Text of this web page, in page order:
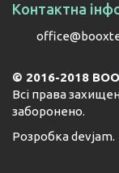
Контактна
© 2016-2018 BOO
Всі права
заборонено.
Розробкаdevjam.